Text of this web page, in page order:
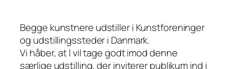
Begge kunstnere udstiller i Kunstforeninger
og udstillingssteder i Danmark.
Vi håber, at I vil tage godt imod denne
særlige udstilling, der inviterer publikum ind i